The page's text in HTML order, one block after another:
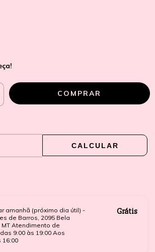
CALCULAR
amanhã (próximo dia útil) -
de Barros, 2095 Bela
Atendimento de
9:00 às 19:00 Aos
16:00
Grátis